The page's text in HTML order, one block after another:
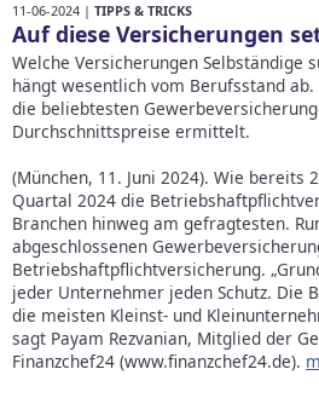
11-06-2024 | TIPPS & TRICKS
Auf diese Versicherungen
Welche Versicherungen Selbständige
hängt wesentlich vom Berufsstand
die beliebtesten
Durchschnittspreise ermittelt.
(München, 11. Juni 2024). Wie bereits
Quartal 2024 die
Branchen hinweg am gefragtesten.
abgeschlossenen
Betriebshaftpflichtversicherung.
jeder Unternehmer jeden Schutz. Die
die meisten Kleinst- und
sagt Payam Rezvanian, Mitglied der
Finanzchef24 (www.finanzchef24.de).